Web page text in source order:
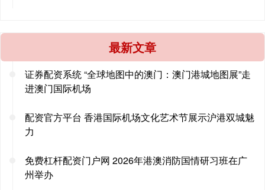
最新文章
证券配资系统 “全球地图中的澳门：澳门港城地图展”走
进澳门国际机场
配资官方平台 香港国际机场文化艺术节展示沪港双城魅
力
免费杠杆配资门户网 2026年港澳消防国情研习班在广
州举办